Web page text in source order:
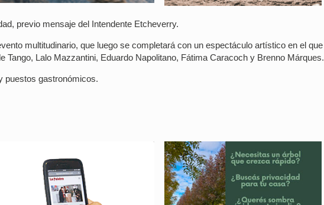
previo mensaje del Intendente Etcheverry.
multitudinario, que luego se completará con un espectáculo artístico en el que
Tango, Lalo Mazzantini, Eduardo Napolitano, Fátima Caracoch y Brenno Márques.
puestos gastronómicos.